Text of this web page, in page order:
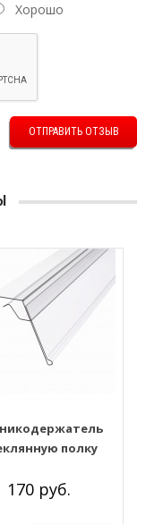
Хорошо
ОТПРАВИТЬ ОТЗЫВ
полку
170 руб.